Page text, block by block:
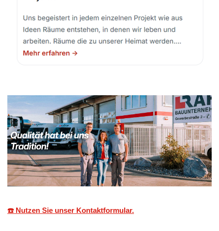
☎️ Nutzen Sie unser Kontaktformular.